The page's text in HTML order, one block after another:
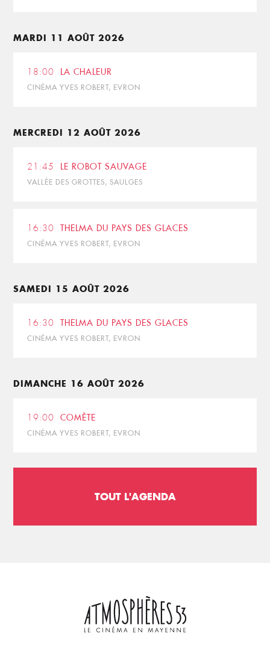
MARDI 11 AOÛT 2026
18:00 LA CHALEUR
CINÉMA YVES ROBERT, EVRON
MERCREDI 12 AOÛT 2026
21:45 LE ROBOT SAUVAGE
VALLÉE DES GROTTES, SAULGES
16:30 THELMA DU PAYS DES GLACES
CINÉMA YVES ROBERT, EVRON
SAMEDI 15 AOÛT 2026
16:30 THELMA DU PAYS DES GLACES
CINÉMA YVES ROBERT, EVRON
DIMANCHE 16 AOÛT 2026
19:00 COMÈTE
CINÉMA YVES ROBERT, EVRON
TOUT L'AGENDA